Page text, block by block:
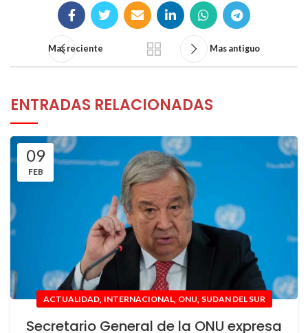
Mas reciente Mas antiguo
ENTRADAS RELACIONADAS
09
FEB
ACTUALIDAD, INTERNACIONAL, ONU, SUDAN DEL SUR
Secretario General de la ONU expresa